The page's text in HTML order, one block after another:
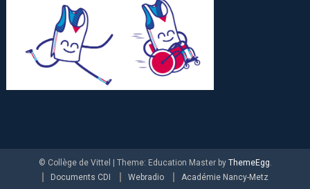
© Collège de Vittel Theme: Education Master by ThemeEgg.
Documents CDI
Webradio Académie Nancy-Metz